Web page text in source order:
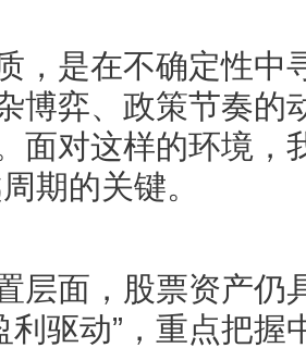
，是在不确定性中
博弈、政策节奏的
面对这样的环境，
期的关键。
层面，股票资产仍
利驱动”，重点把